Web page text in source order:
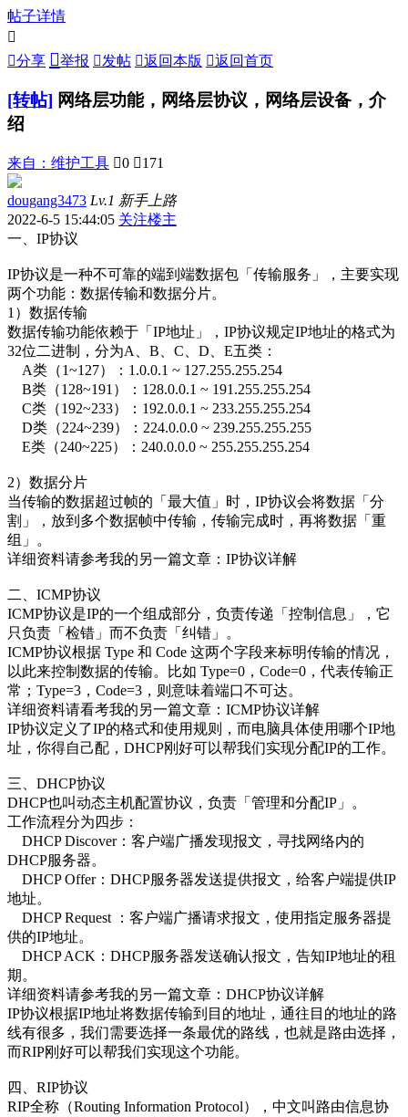
帖子详情

分享 举报 发帖 返回本版 返回首页
[转帖] 网络层功能，网络层协议，网络层设备，介
绍
来自： 维护工具 0 171
dougang3473 Lv.1 新手上路
2022-6-5 15:44:05 关注楼主
一、IP协议
IP协议是一种不可靠的端到端数据包「传输服务」，主要实现
两个功能：数据传输和数据分片。
1）数据传输
数据传输功能依赖于「IP地址」，IP协议规定IP地址的格式为
32位二进制，分为A、B、C、D、E五类：
A类（1~127）：1.0.0.1 ~ 127.255.255.254
B类（128~191）：128.0.0.1 ~ 191.255.255.254
C类（192~233）：192.0.0.1 ~ 233.255.255.254
D类（224~239）：224.0.0.0 ~ 239.255.255.255
E类（240~225）：240.0.0.0 ~ 255.255.255.254
2）数据分片
当传输的数据超过帧的「最大值」时，IP协议会将数据「分
割」，放到多个数据帧中传输，传输完成时，再将数据「重
组」。
详细资料请参考我的另一篇文章：IP协议详解
二、ICMP协议
ICMP协议是IP的一个组成部分，负责传递「控制信息」，它
只负责「检错」而不负责「纠错」。
ICMP协议根据 Type 和 Code 这两个字段来标明传输的情况，
以此来控制数据的传输。比如 Type=0，Code=0，代表传输正
常；Type=3，Code=3，则意味着端口不可达。
详细资料请看考我的另一篇文章：ICMP协议详解
IP协议定义了IP的格式和使用规则，而电脑具体使用哪个IP地
址，你得自己配，DHCP刚好可以帮我们实现分配IP的工作。
三、DHCP协议
DHCP也叫动态主机配置协议，负责「管理和分配IP」。
工作流程分为四步：
DHCP Discover：客户端广播发现报文，寻找网络内的
DHCP服务器。
DHCP Offer：DHCP服务器发送提供报文，给客户端提供IP
地址。
DHCP Request ：客户端广播请求报文，使用指定服务器提
供的IP地址。
DHCP ACK：DHCP服务器发送确认报文，告知IP地址的租
期。
详细资料请参考我的另一篇文章：DHCP协议详解
IP协议根据IP地址将数据传输到目的地址，通往目的地址的路
线有很多，我们需要选择一条最优的路线，也就是路由选择，
而RIP刚好可以帮我们实现这个功能。
四、RIP协议
RIP全称（Routing Information Protocol），中文叫路由信息协